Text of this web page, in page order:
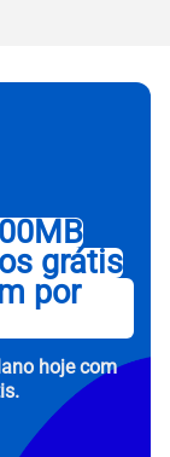
grátis
por
hoje com